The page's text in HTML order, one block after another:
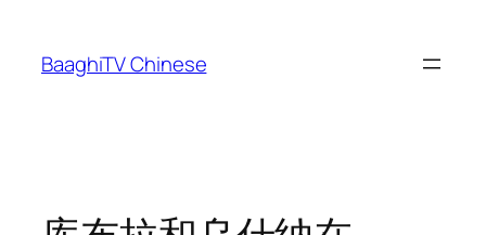
content
BaaghiTV Chinese